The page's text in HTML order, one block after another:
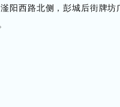
阳西路北侧，彭城后街牌